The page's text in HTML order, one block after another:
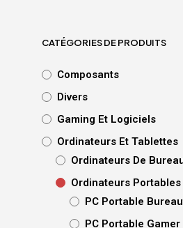
CATÉGORIES DE PRODUITS
Composants
Divers
Gaming Et Logiciels
Ordinateurs Et Tablettes
Ordinateurs De
Ordinateurs Portables
PC Portable
PC Portable Gamer